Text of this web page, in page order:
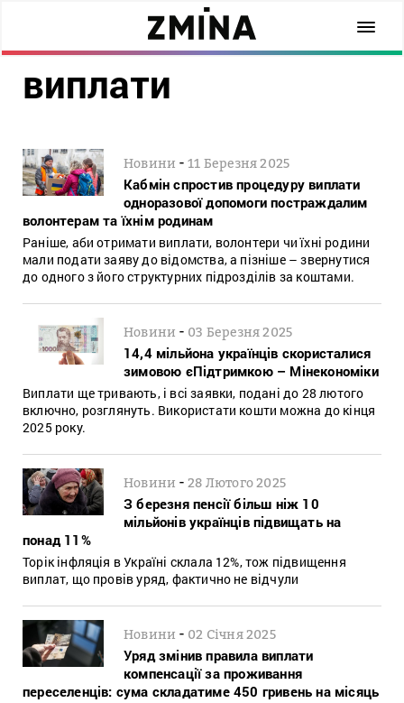
виплати
Новини -11 Березня 2025
Кабмін спростив процедуру виплати
одноразової допомоги постраждалим
волонтерам та їхнім родинам
Раніше, аби отримати виплати, волонтери чи їхні родини
мали подати заяву до відомства, а пізніше – звернутися
до одного з його структурних підрозділів за коштами.
Новини - 03 Березня 2025
14,4 мільйона українців скористалися
зимовою єПідтримкою – Мінекономіки
Виплати ще тривають, і всі заявки, подані до 28 лютого
включно, розглянуть. Використати кошти можна до кінця
2025 року.
Новини -28 Лютого 2025
З березня пенсії більш ніж 10
мільйонів українців підвищать на
понад 11%
Торік інфляція в Україні склала 12%, тож підвищення
виплат, що провів уряд, фактично не відчули
Новини - 02 Січня 2025
Уряд змінив правила виплати
компенсації за проживання
переселенців: сума складатиме 450 гривень на місяць